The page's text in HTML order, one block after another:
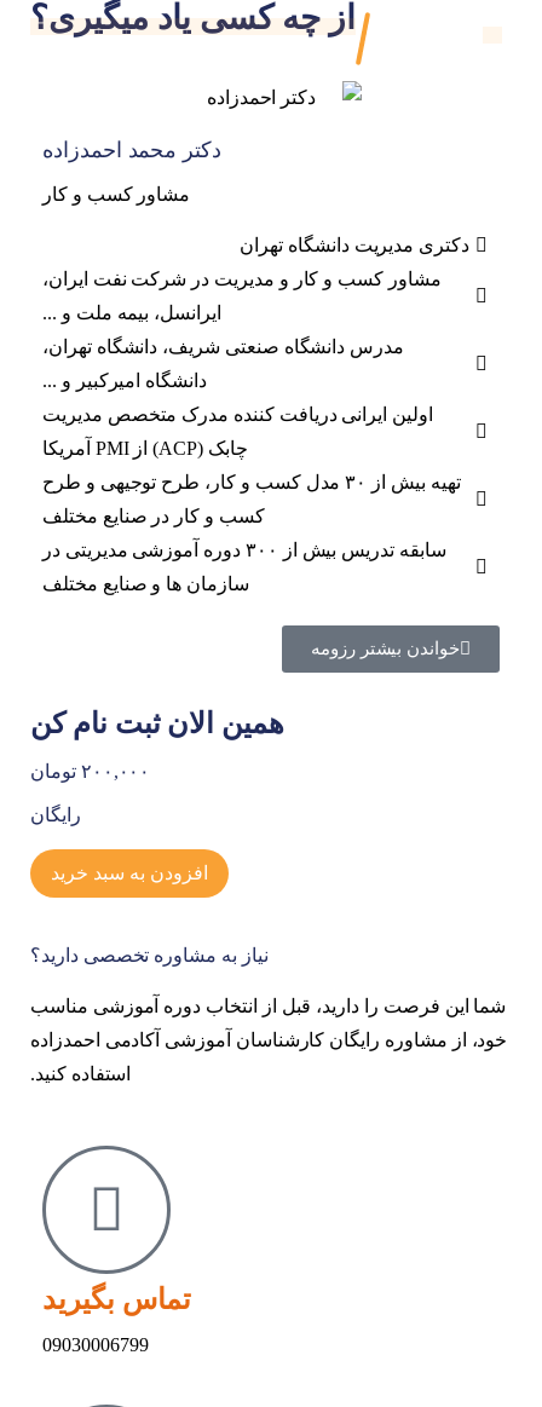
از چه کسی یاد میگیری؟
دکتر محمد احمدزاده
مشاور کسب و کار
دکتری مدیریت دانشگاه تهران
مشاور کسب و کار و مدیریت در شرکت نفت ایران،
ایرانسل، بیمه ملت و ...
مدرس دانشگاه صنعتی شریف، دانشگاه تهران،
دانشگاه امیرکبیر و ...
اولین ایرانی دریافت کننده مدرک متخصص مدیریت
چابک (ACP) از PMI آمریکا
تهیه بیش از ۳۰ مدل کسب و کار، طرح توجیهی و طرح
کسب و کار در صنایع مختلف
سابقه تدریس بیش از ۳۰۰ دوره آموزشی مدیریتی در
سازمان ها و صنایع مختلف
خواندن بیشتر رزومه
همین الان ثبت نام کن
۲۰۰,۰۰۰ تومان
رایگان
افزودن به سبد خرید
نیاز به مشاوره تخصصی دارید؟
شما این فرصت را دارید، قبل از انتخاب دوره آموزشی مناسب
خود، از مشاوره رایگان کارشناسان آموزشی آکادمی احمدزاده
استفاده کنید.
تماس بگیرید
09030006799